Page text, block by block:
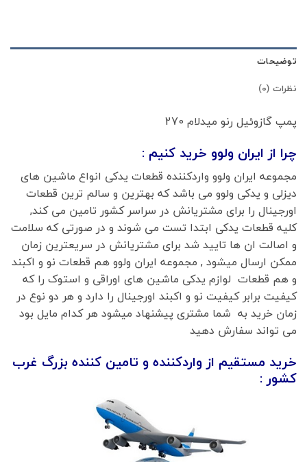
توضیحات
نظرات (0)
پمپ گازوئیل رنو میدلام 270
چرا از ایران ولوو خرید کنیم :
مجموعه ایران ولوو واردکننده قطعات یدکی انواع ماشین های
دیزلی و یدکی ولوو می باشد که بهترین و سالم ترین قطعات
اورجینال را برای مشتریانش در سراسر کشور تامین می کند,
کلیه قطعات یدکی ابتدا تست می شوند و در صورتی که سلامت
و اصالت ان ها تایید شد برای مشتریانش در سریعترین زمان
ممکن ارسال میشود , مجموعه ایران ولوو هم قطعات نو و اکبند
و هم قطعات لوازم یدکی ماشین های اوراقی و استوک را که
کیفیت برابر کیفیت نو و اکبند اورجینال را دارد و هر دو نوع در
زمان خرید به شما مشتری پیشنهاد میشود هر کدام مایل بود
می تواند سفارش دهید
خرید مستقیم از واردکننده و تامین کننده بزرگ غرب
کشور :